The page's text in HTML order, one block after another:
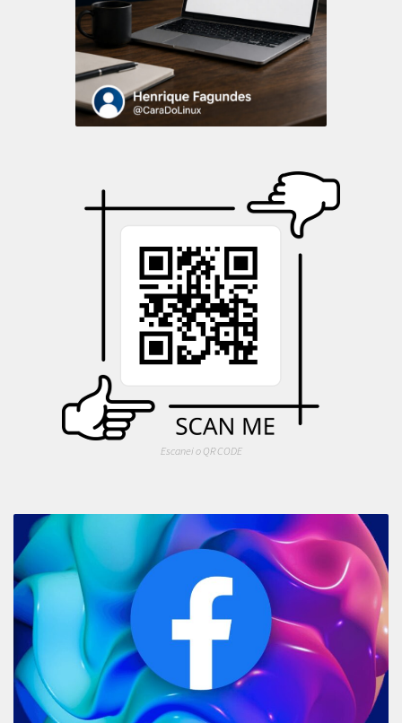
Escanei o QR CODE